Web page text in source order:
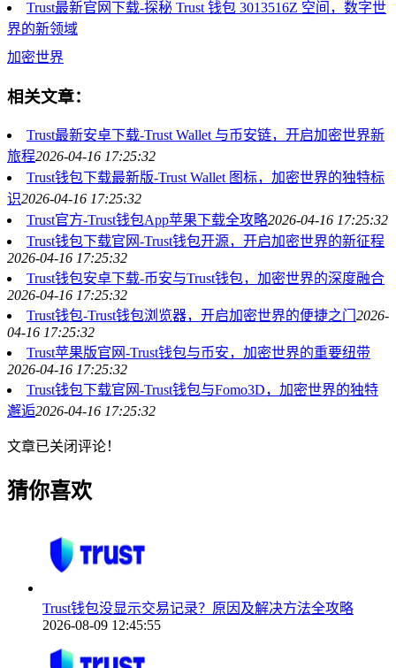
Trust最新官网下载-探秘 Trust 钱包 3013516Z 空间，数字世
界的新领域
加密世界
相关文章：
Trust最新安卓下载-Trust Wallet 与币安链，开启加密世界新
旅程2026-04-16 17:25:32
Trust钱包下载最新版-Trust Wallet 图标，加密世界的独特标
识2026-04-16 17:25:32
Trust官方-Trust钱包App苹果下载全攻略2026-04-16 17:25:32
Trust钱包下载官网-Trust钱包开源，开启加密世界的新征程
2026-04-16 17:25:32
Trust钱包安卓下载-币安与Trust钱包，加密世界的深度融合
2026-04-16 17:25:32
Trust钱包-Trust钱包浏览器，开启加密世界的便捷之门 2026-
04-16 17:25:32
Trust苹果版官网-Trust钱包与币安，加密世界的重要纽带
2026-04-16 17:25:32
Trust钱包下载官网-Trust钱包与Fomo3D，加密世界的独特
邂逅2026-04-16 17:25:32
文章已关闭评论！
猜你喜欢
Trust钱包没显示交易记录？原因及解决方法全攻略
2026-08-09 12:45:55